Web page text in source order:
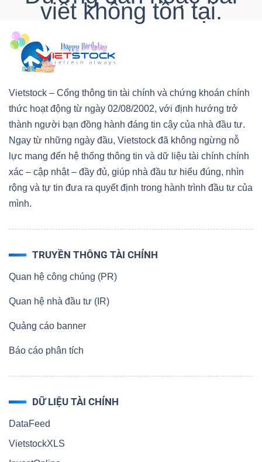
viết không tồn tại.
Vietstock – Cổng thông tin tài chính và chứng khoán chính
thức hoạt động từ ngày 02/08/2002, với định hướng trở
thành người bạn đồng hành đáng tin cậy của nhà đầu tư.
Ngay từ những ngày đầu, Vietstock đã không ngừng nỗ
lực mang đến hệ thống thông tin và dữ liệu tài chính chính
xác – cập nhật – đầy đủ, giúp nhà đầu tư hiểu đúng, nhìn
rộng và tự tin đưa ra quyết định trong hành trình đầu tư của
mình.
TRUYỀN THÔNG TÀI CHÍNH
Quan hệ công chúng (PR)
Quan hệ nhà đầu tư (IR)
Quảng cáo banner
Báo cáo phân tích
DỮ LIỆU TÀI CHÍNH
DataFeed
VietstockXLS
DOANH
NGHIỆP
BẤT
ĐỘNG
SẢN
TÀI
TẾ
GIỚI